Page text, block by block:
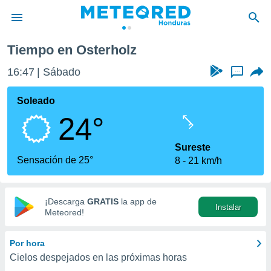
de
ha sido
calidad.
a este
las
y
digital
basada
Tiempo en Osterholz
16:47 Sábado ...
Soleado
24°
Sensación de 25°
Sureste
8
21 km/h
¡Descarga GRATIS la app de
Meteored!
Instalar
Por hora
Cielos despejados en las próximas horas